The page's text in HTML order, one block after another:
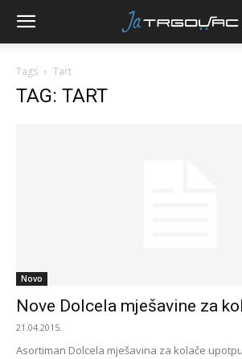
Tags Tart
TAG: TART
Novo
Nove Dolcela mješavine za
21.04.2015.
Asortiman Dolcela mješavina za kolače